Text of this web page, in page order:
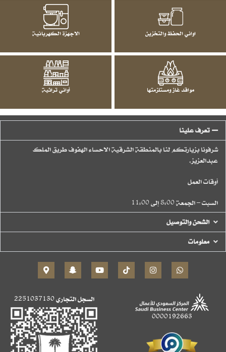
اواني الحفظ والتخزين الاجهزة الكهربائية
مواقد غاز ومستلزمتها أواني تراثية
تعرف علينا
شرفونا بزيارتكم لنا بالمنطقة الشرقية الاحساء الهفوف طريق الملك
عبدالعزيز.
أوقات العمل
السبت – الجمعة 8:00 إلى 11:00
الشحن والتوصيل
معلومات
0000192663
السجل التجاري2251037130